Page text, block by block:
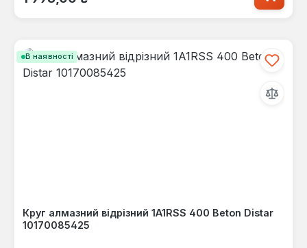
В наявності
Круг алмазний відрізний 1A1RSS 400 Beton Distar
10170085425